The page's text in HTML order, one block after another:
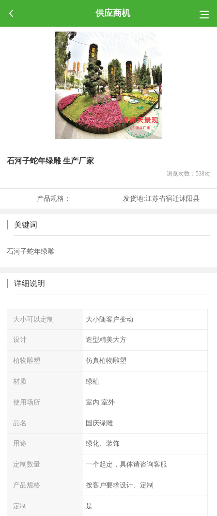
供应商机
石河子蛇年绿雕 生产厂家
浏览次数： 538次
产品规格： 发货地:江苏省宿迁沭阳县
关键词
石河子蛇年绿雕
详细说明
大小可以定制 大小随客户变动
设计 造型精美大方
植物雕塑 仿真植物雕塑
材质 绿植
使用场所 室内 室外
品名 国庆绿雕
用途 绿化、装饰
定制数量 一个起定，具体请咨询客服
产品规格 按客户要求设计、定制
定制 是